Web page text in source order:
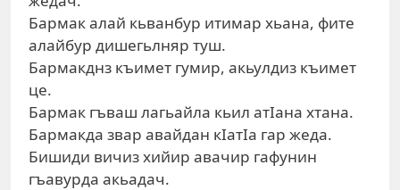
Бармак алай кьванбур итимар хьана, фите
алайбур дишегьлняр туш.
Бармакднз къимет гумир, акьулдиз къимет
це.
Бармак гъваш лагьайла кьил атIана хтана.
Бармакда звар авайдан кIатIа гар жеда.
Бишиди вичиз хийир авачир гафунин
гъавурда акьадач.